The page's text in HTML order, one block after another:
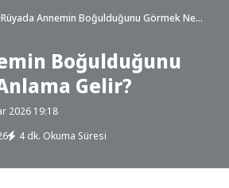
Rüyada Annemin Boğulduğunu Görmek Ne
Boğulduğunu
Gelir?
2026 19:18
4 dk. Okuma Süresi